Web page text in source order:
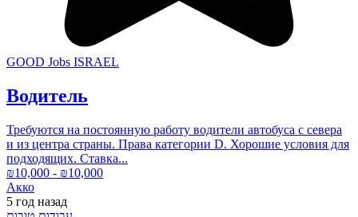
GOOD Jobs ISRAEL
Водитель
Требуются на постоянную работу водители автобуса с севера
и из центра страны. Права категории D. Хорошие условия для
подходящих. Ставка...
₪10,000 - ₪10,000
Акко
5 год назад